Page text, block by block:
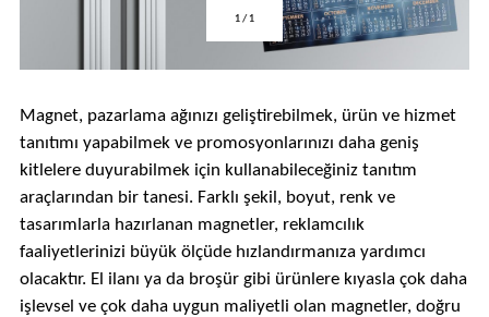
1/1
Magnet, pazarlama ağınızı geliştirebilmek, ürün ve hizmet
tanıtımı yapabilmek ve promosyonlarınızı daha geniş
kitlelere duyurabilmek için kullanabileceğiniz tanıtım
araçlarından bir tanesi. Farklı şekil, boyut, renk ve
tasarımlarla hazırlanan magnetler, reklamcılık
faaliyetlerinizi büyük ölçüde hızlandırmanıza yardımcı
olacaktır. El ilanı ya da broşür gibi ürünlere kıyasla çok daha
işlevsel ve çok daha uygun maliyetli olan magnetler, doğru